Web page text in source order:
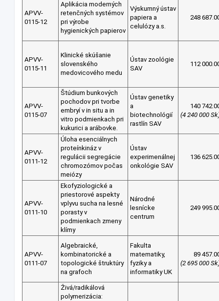
APVV-
0115-12
Aplikácia moderných
retenčných systémov
pri výrobe
hygienických papierov
Výskumný ústav
papiera a
celulózy a.s.
248
APVV-
0115-11
Klinické skúšanie
slovenského
medovicového medu
Ústav zoológie
SAV
112
APVV-
0115-07
Štúdium bunkových
pochodov pri tvorbe
embryí v in situ a in
vitro podmienkach pri
kukurici a arábovke.
Ústav genetiky
a
biotechnológií
rastlín SAV
140
(4 240 000
APVV-
0111-12
Úloha esenciálnych
proteínkináz v
regulácii segregácie
chromozómov počas
meiózy
Ústav
experimenálnej
onkológie SAV
136
APVV-
0111-10
Ekofyziologické a
priestorové aspekty
vplyvu sucha na lesné
porasty v
podmienkach zmeny
klímy
Národné
lesnícke
centrum
249
APVV-
0111-07
Algebraické,
kombinatorické a
topologické štruktúry
na grafoch
Fakulta
matematiky,
fyziky a
informatiky UK
89
(2 695 000
Živá/radikálová
polymerizácia: